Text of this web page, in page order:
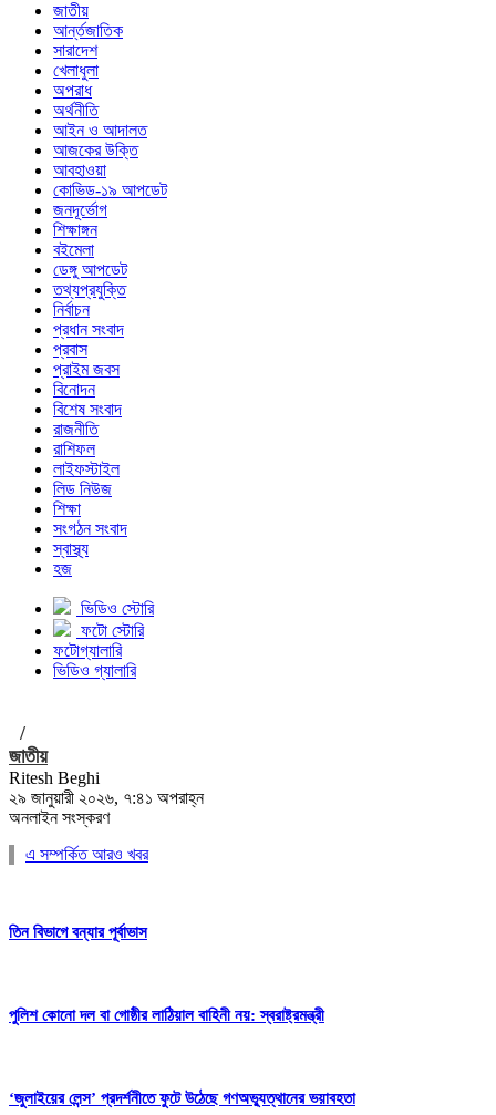
জাতীয়
আর্ন্তজাতিক
সারাদেশ
খেলাধুলা
অপরাধ
অর্থনীতি
আইন ও আদালত
আজকের উক্তি
আবহাওয়া
কোভিড-১৯ আপডেট
জনদূর্ভোগ
শিক্ষাঙ্গন
বইমেলা
ডেঙ্গু আপডেট
তথ্যপ্রযুক্তি
নির্বাচন
প্রধান সংবাদ
প্রবাস
প্রাইম জবস
বিনোদন
বিশেষ সংবাদ
রাজনীতি
রাশিফল
লাইফস্টাইল
লিড নিউজ
শিক্ষা
সংগঠন সংবাদ
স্বাস্থ্য
হজ
ভিডিও স্টোরি
ফটো স্টোরি
ফটোগ্যালারি
ভিডিও গ্যালারি
/
জাতীয়
Ritesh Beghi
২৯ জানুয়ারী ২০২৬, ৭:৪১ অপরাহ্ন
অনলাইন সংস্করণ
এ সম্পর্কিত আরও খবর
তিন বিভাগে বন্যার পূর্বাভাস
পুলিশ কোনো দল বা গোষ্ঠীর লাঠিয়াল বাহিনী নয়: স্বরাষ্ট্রমন্ত্রী
‘জুলাইয়ের লেন্স’ প্রদর্শনীতে ফুটে উঠেছে গণঅভ্যুত্থানের ভয়াবহতা